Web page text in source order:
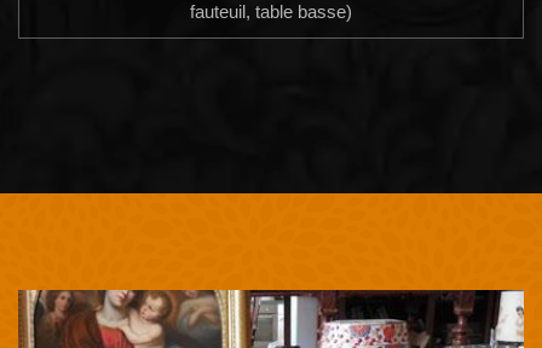
fauteuil, table basse)